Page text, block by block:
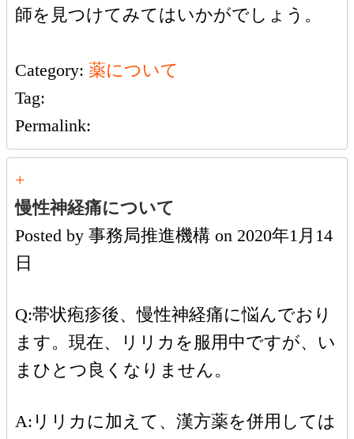
師を見つけてみてはいかがでしょう。
Category: 薬について
Tag:
Permalink:
+
慢性神経痛について
Posted by 事務局推進機構 on 2020年1月14
日
Q:帯状疱疹後、慢性神経痛に悩んでおり
ます。現在、リリカを服用中ですが、い
まひとつ良くなりません。
A:リリカに加えて、漢方薬を併用しては